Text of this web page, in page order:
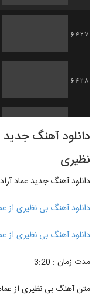
6427
6428
6432
دانلود آهنگ جدید
نظیری
دانلود آهنگ جدید عماد
دانلود آهنگ بی نظیری از
دانلود آهنگ بی نظیری از
مدت زمان : 3:20
متن آهنگ بی نظیری از